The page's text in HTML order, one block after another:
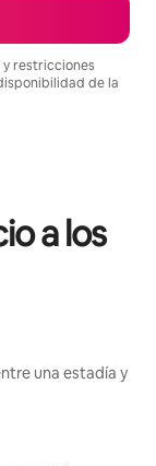
y restricciones
de la
a los
una estadía y